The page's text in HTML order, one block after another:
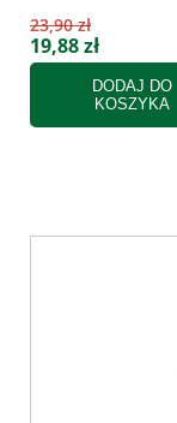
23,90 zł
19,88 zł
DODAJ DO
KOSZYKA